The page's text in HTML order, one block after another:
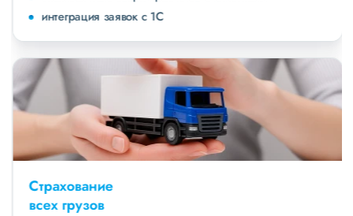
интеграция заявок с 1С
Страхование
всех грузов